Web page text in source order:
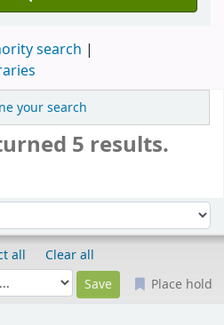
search
your search
5 results.
all
Clear all
Place hold